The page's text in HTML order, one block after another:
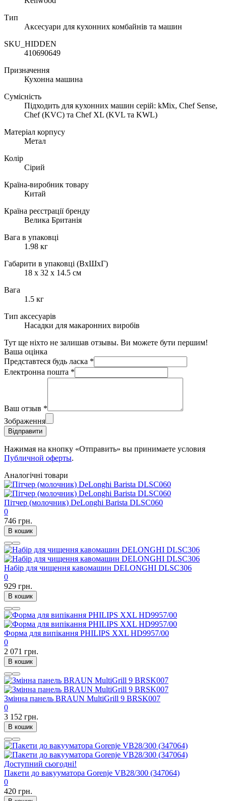
Тип
Аксесуари для кухонних комбайнів та машин
SKU_HIDDEN
410690649
Призначення
Кухонна машина
Сумісність
Підходить для кухонних машин серій: kMix, Chef Sense,
Chef (KVC) та Chef XL (KVL та KWL)
Матеріал корпусу
Метал
Колір
Сірий
Країна-виробник товару
Китай
Країна реєстрації бренду
Велика Британія
Вага в упаковці
1.98 кг
Габарити в упаковці (ВхШхГ)
18 х 32 х 14.5 см
Вага
1.5 кг
Тип аксесуарів
Насадки для макаронних виробів
Тут ще ніхто не залишав отзывы. Ви можете бути першим!
Ваша оцінка
Представтеся будь ласка *
Електронна пошта *
Ваш отзыв *
Зображення
Відправити
Нажимая на кнопку «Отправить» вы принимаете условия
Публичной оферты.
Аналогічні товари
Пітчер (молочник) DeLonghi Barista DLSC060
0
746 грн.
В кошик
Набір для чищення кавомашин DELONGHI DLSC306
0
929 грн.
В кошик
Форма для випікання PHILIPS XXL HD9957/00
0
2 071 грн.
В кошик
Змінна панель BRAUN MultiGrill 9 BRSK007
0
3 152 грн.
В кошик
Доступний сьогодні!
Пакети до вакууматора Gorenje VB28/300 (347064)
0
420 грн.